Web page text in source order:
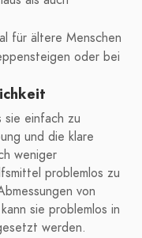
für ältere Menschen
oder bei
einfach zu
und die klare
weniger
problemlos zu
von
sie problemlos in
werden.